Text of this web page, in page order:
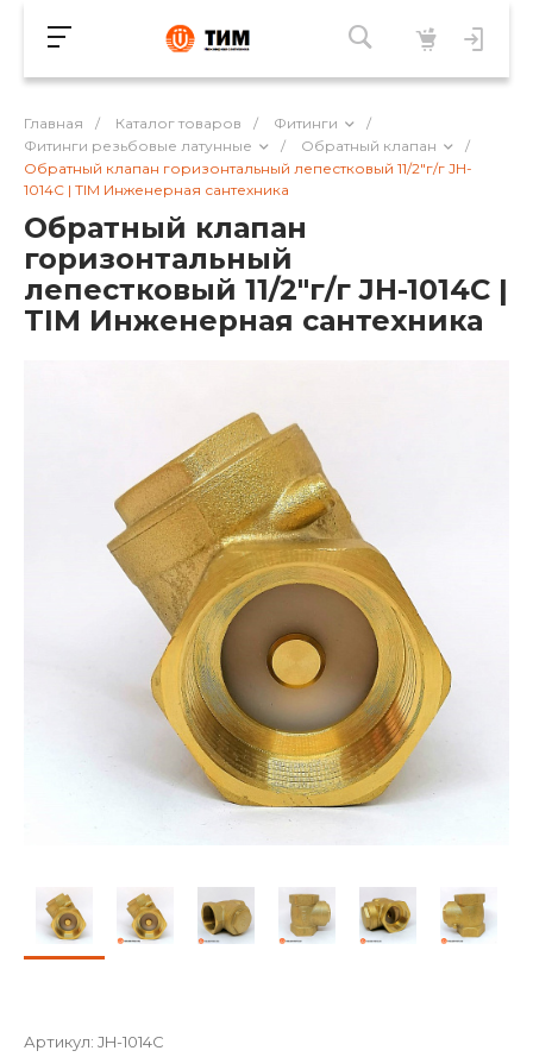
Главная / Каталог товаров / Фитинги
/
Фитинги резьбовые латунные
/ Обратный клапан
/
Обратный клапан горизонтальный лепестковый 11/2"г/г JH-
1014C | TIM Инженерная сантехника
Обратный клапан
горизонтальный
лепестковый 11/2"г/г JH-1014C |
TIM Инженерная сантехника
Артикул: JH-1014C